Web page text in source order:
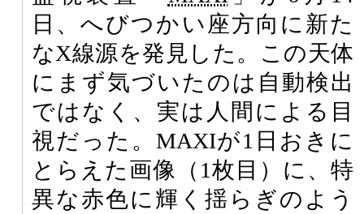
日、へびつかい座方向に新た
なX線源を発見した。この天体
にまず気づいたのは自動検出
ではなく、実は人間による目
視だった。MAXIが1日おきに
とらえた画像（1枚目）に、特
異な赤色に輝く揺らぎのよう